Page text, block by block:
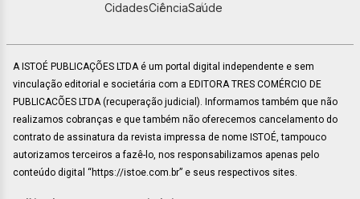
CidadesCiênciaSaúde
A ISTOÉ PUBLICAÇÕES LTDA é um portal digital independente e sem
vinculação editorial e societária com a EDITORA TRES COMÉRCIO DE
PUBLICACÕES LTDA (recuperação judicial). Informamos também que não
realizamos cobranças e que também não oferecemos cancelamento do
contrato de assinatura da revista impressa de nome ISTOÉ, tampouco
autorizamos terceiros a fazê-lo, nos responsabilizamos apenas pelo
conteúdo digital “https://istoe.com.br” e seus respectivos sites.